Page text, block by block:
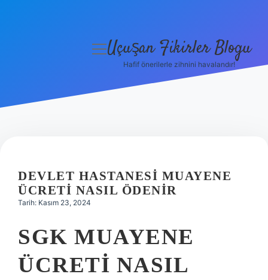
Hakkımızda
menüyü
Uçuşan Fikirler Blogu
Hafif önerilerle zihnini havalandır!
DEVLET HASTANESI MUAYENE
ÜCRETI NASIL ÖDENIR
Tarih: Kasım 23, 2024
SGK MUAYENE
ÜCRETI NASIL